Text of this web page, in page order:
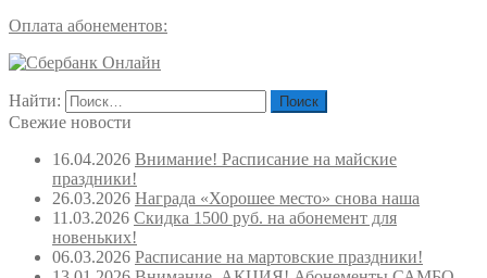
Оплата абонементов:
Найти:
Свежие новости
16.04.2026 Внимание! Расписание на майские
праздники!
26.03.2026 Награда «Хорошее место» снова наша
11.03.2026 Скидка 1500 руб. на абонемент для
новеньких!
06.03.2026 Расписание на мартовские праздники!